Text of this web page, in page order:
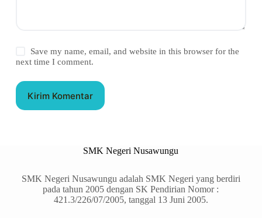
Save my name, email, and website in this browser for the
next time I comment.
Kirim Komentar
SMK Negeri Nusawungu
SMK Negeri Nusawungu adalah SMK Negeri yang berdiri
pada tahun 2005 dengan SK Pendirian Nomor :
421.3/226/07/2005, tanggal 13 Juni 2005.